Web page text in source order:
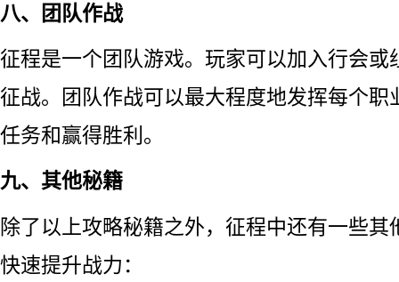
八、团队作战
征程是一个团队游戏。玩家可以加入行会或
征战。团队作战可以最大程度地发挥每个职
任务和赢得胜利。
九、其他秘籍
除了以上攻略秘籍之外，征程中还有一些其
快速提升战力：